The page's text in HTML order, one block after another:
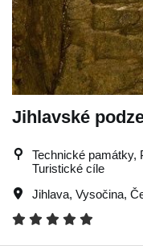
Jihlavské
Technické památky,
Turistické cíle
Jihlava, Vysočina,